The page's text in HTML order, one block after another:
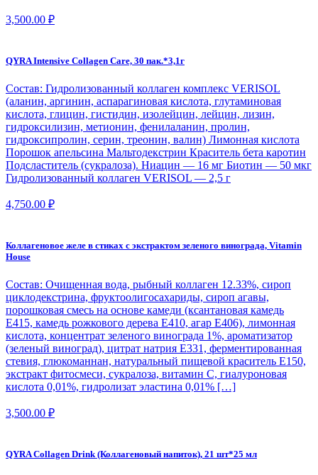
3,500.00 ₽
QYRA Intensive Collagen Care, 30 пак.*3,1г
Состав: Гидролизованный коллаген комплекс VERISOL
(аланин, аргинин, аспарагиновая кислота, глутаминовая
кислота, глицин, гистидин, изолейцин, лейцин, лизин,
гидроксилизин, метионин, фенилаланин, пролин,
гидроксипролин, серин, треонин, валин) Лимонная кислота
Порошок апельсина Мальтодекстрин Краситель бета каротин
Подсластитель (сукралоза). Ниацин — 16 мг Биотин — 50 мкг
Гидролизованный коллаген VERISOL — 2,5 г
4,750.00 ₽
Коллагеновое желе в стиках с экстрактом зеленого винограда, Vitamin
House
Состав: Очищенная вода, рыбный коллаген 12.33%, сироп
циклодекстрина, фруктоолигосахариды, сироп агавы,
порошковая смесь на основе камеди (ксантановая камедь
E415, камедь рожкового дерева E410, агар Е406), лимонная
кислота, концентрат зеленого винограда 1%, ароматизатор
(зеленый виноград), цитрат натрия Е331, ферментированная
стевия, глюкоманнан, натуральный пищевой краситель Е150,
экстракт фитосмеси, сукралоза, витамин С, гиалуроновая
кислота 0,01%, гидролизат эластина 0,01% […]
3,500.00 ₽
QYRA Collagen Drink (Коллагеновый напиток), 21 шт*25 мл